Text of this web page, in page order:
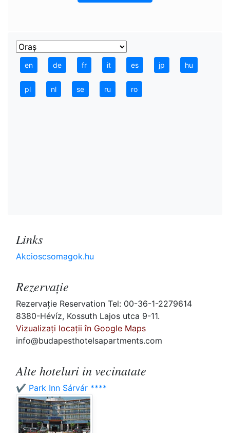
en de fr it es jp hu
pl nl se ru ro
Links
Akcioscsomagok.hu
Rezervaţie
Rezervaţie Reservation Tel: 00-36-1-2279614
8380-Hévíz, Kossuth Lajos utca 9-11.
Vizualizați locații în Google Maps
info@budapesthotelsapartments.com
Alte hoteluri in vecinatate
✔️ Park Inn Sárvár ****